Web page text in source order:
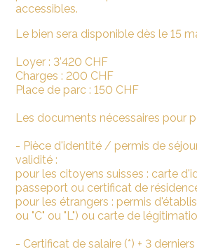
accessibles.
Le bien sera disponible dès le 15
Loyer : 3’420 CHF
Charges :200 CHF
Place de parc : 150 CHF
Les documents nécessaires pour
- Pièce d'identité / permis de
validité :
pour les citoyens suisses : carte
passeport ou certificat de
pour les étrangers : permis
ou "C" ou "L") ou carte de
- Certificat de salaire (*) + 3